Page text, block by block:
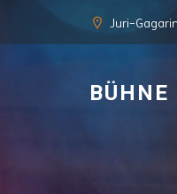
Juri-
BÜHNE